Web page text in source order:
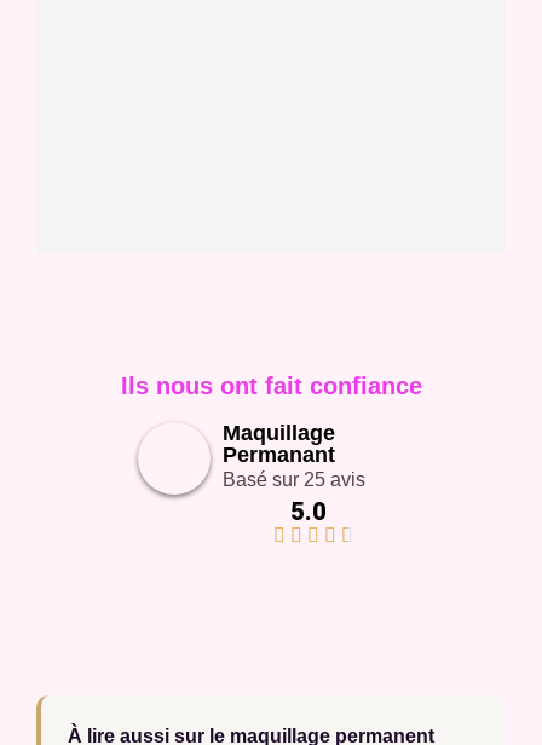
Ils nous ont fait confiance
Maquillage
Permanant
Basé sur 25 avis
5.0
    
À lire aussi sur le maquillage permanent